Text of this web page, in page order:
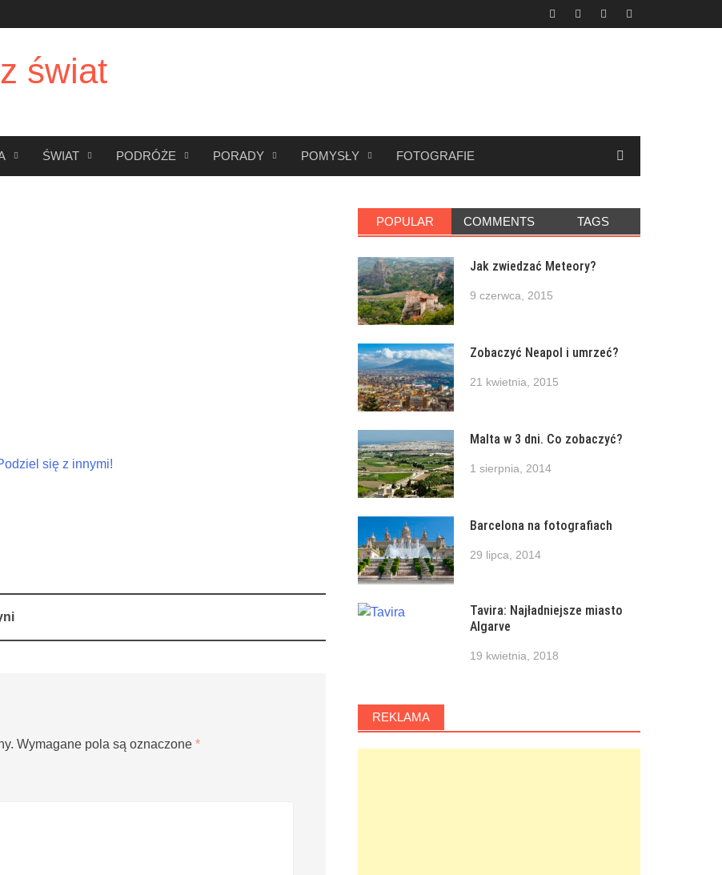
świat
ŚWIAT PODRÓŻE PORADY POMYSŁY FOTOGRAFIE
się z innymi!
Wymagane pola są oznaczone *
POPULAR COMMENTS TAGS
Jak zwiedzać Meteory?
9 czerwca, 2015
Zobaczyć Neapol i umrzeć?
21 kwietnia, 2015
Malta w 3 dni. Co zobaczyć?
1 sierpnia, 2014
Barcelona na fotografiach
29 lipca, 2014
Tavira: Najładniejsze miasto
Algarve
19 kwietnia, 2018
REKLAMA